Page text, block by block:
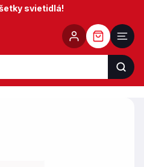
svietidlá!